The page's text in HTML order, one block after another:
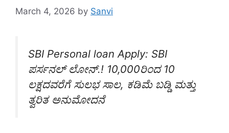
March 4, 2026 by Sanvi
SBI Personal loan Apply: SBI
ಪರ್ಸನಲ್ ಲೋನ್.! 10,000ರಿಂದ 10
ಲಕ್ಷದವರೆಗೆ ಸುಲಭ ಸಾಲ, ಕಡಿಮೆ ಬಡ್ಡಿ ಮತ್ತು
ತ್ವರಿತ ಅನುಮೋದನೆ